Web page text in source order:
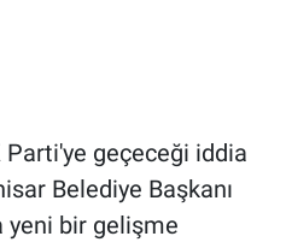
geçeceği iddia
Belediye Başkanı
yeni bir gelişme